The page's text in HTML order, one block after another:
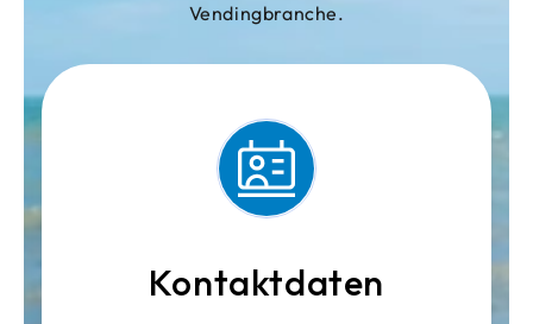
Vendingbranche.
Kontaktdaten